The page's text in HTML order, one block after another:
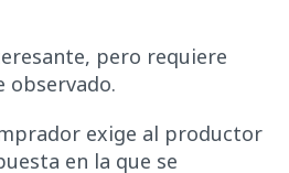
pero requiere
observado.
exige al productor
en la que se